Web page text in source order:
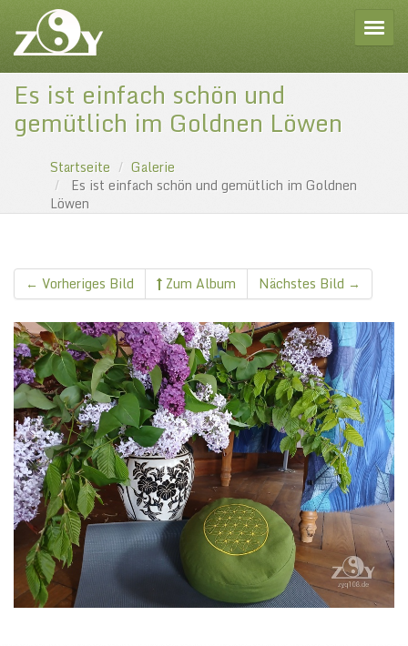
Es ist einfach schön und
gemütlich im Goldnen Löwen
Startseite
Galerie
Es ist einfach schön und gemütlich im Goldnen
Löwen
← Vorheriges Bild Zum Album Nächstes Bild →